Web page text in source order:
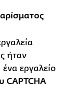
ήταν
εργαλείο
CAPTCHA